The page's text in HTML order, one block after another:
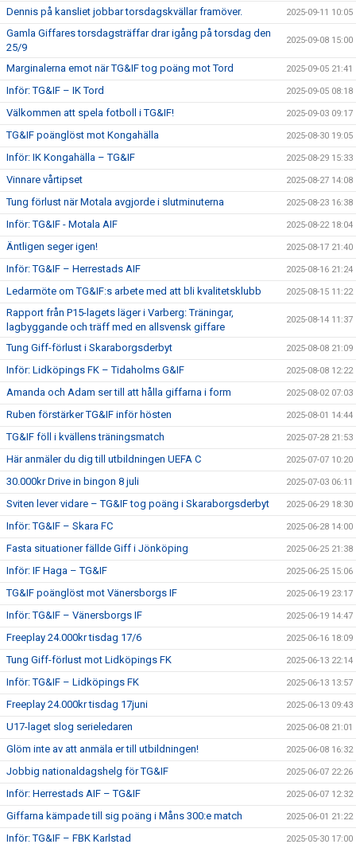
Dennis på kansliet jobbar torsdagskvällar framöver. 2025-09-11 10:05
Gamla Giffares torsdagsträffar drar igång på torsdag den
25/9
2025-09-08 15:00
Marginalerna emot när TG&IF tog poäng mot Tord 2025-09-05 21:41
Inför: TG&IF – IK Tord 2025-09-05 08:18
Välkommen att spela fotboll i TG&IF! 2025-09-03 09:17
TG&IF poänglöst mot Kongahälla 2025-08-30 19:05
Inför: IK Kongahälla – TG&IF 2025-08-29 15:33
Vinnare vårtipset 2025-08-27 14:08
Tung förlust när Motala avgjorde i slutminuterna 2025-08-23 16:38
Inför: TG&IF - Motala AIF 2025-08-22 18:04
Äntligen seger igen! 2025-08-17 21:40
Inför: TG&IF – Herrestads AIF 2025-08-16 21:24
Ledarmöte om TG&IF:s arbete med att bli kvalitetsklubb 2025-08-15 11:22
Rapport från P15-lagets läger i Varberg: Träningar,
lagbyggande och träff med en allsvensk giffare
2025-08-14 11:37
Tung Giff-förlust i Skaraborgsderbyt 2025-08-08 21:09
Inför: Lidköpings FK – Tidaholms G&IF 2025-08-08 12:22
Amanda och Adam ser till att hålla giffarna i form 2025-08-02 07:03
Ruben förstärker TG&IF inför hösten 2025-08-01 14:44
TG&IF föll i kvällens träningsmatch 2025-07-28 21:53
Här anmäler du dig till utbildningen UEFA C 2025-07-07 10:20
30.000kr Drive in bingon 8 juli 2025-07-03 06:11
Sviten lever vidare – TG&IF tog poäng i Skaraborgsderbyt 2025-06-29 18:30
Inför: TG&IF – Skara FC 2025-06-28 14:00
Fasta situationer fällde Giff i Jönköping 2025-06-25 21:38
Inför: IF Haga – TG&IF 2025-06-25 15:06
TG&IF poänglöst mot Vänersborgs IF 2025-06-19 23:17
Inför: TG&IF – Vänersborgs IF 2025-06-19 14:47
Freeplay 24.000kr tisdag 17/6 2025-06-16 18:09
Tung Giff-förlust mot Lidköpings FK 2025-06-13 22:14
Inför: TG&IF – Lidköpings FK 2025-06-13 13:57
Freeplay 24.000kr tisdag 17juni 2025-06-13 09:43
U17-laget slog serieledaren 2025-06-08 21:01
Glöm inte av att anmäla er till utbildningen! 2025-06-08 16:32
Jobbig nationaldagshelg för TG&IF 2025-06-07 22:26
Inför: Herrestads AIF – TG&IF 2025-06-07 12:32
Giffarna kämpade till sig poäng i Måns 300:e match 2025-06-01 21:22
Inför: TG&IF – FBK Karlstad 2025-05-30 17:00